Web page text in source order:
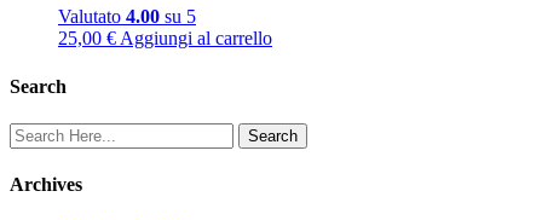
Valutato 4.00 su 5
25,00 € Aggiungi al carrello
Search
Archives